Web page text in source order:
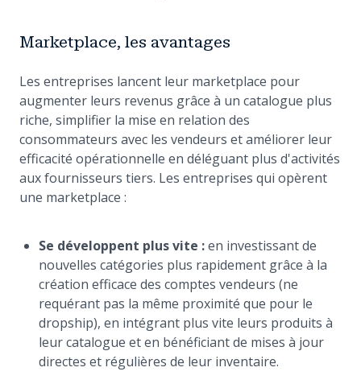
Marketplace, les avantages
Les entreprises lancent leur marketplace pour
augmenter leurs revenus grâce à un catalogue plus
riche, simplifier la mise en relation des
consommateurs avec les vendeurs et améliorer leur
efficacité opérationnelle en déléguant plus d'activités
aux fournisseurs tiers. Les entreprises qui opèrent
une marketplace :
Se développent plus vite :en investissant de
nouvelles catégories plus rapidement grâce à la
création efficace des comptes vendeurs (ne
requérant pas la même proximité que pour le
dropship), en intégrant plus vite leurs produits à
leur catalogue et en bénéficiant de mises à jour
directes et régulières de leur inventaire.